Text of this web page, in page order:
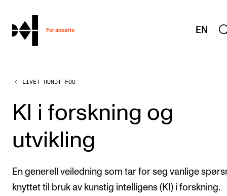
hjem
For ansatte EN
MITT ARBEIDSFORHOLD
Arbeidstid og lønn
Reiser og utveksling
Kompetanse og velferd
Helse, miljø og sikkerhet
LIVET RUNDT FOU
KI i forskning og
utvikling
En generell veiledning som tar for seg vanlige
knyttet til bruk av kunstig intelligens (KI) i forskning.